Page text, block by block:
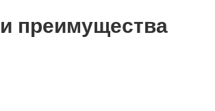
преимущества